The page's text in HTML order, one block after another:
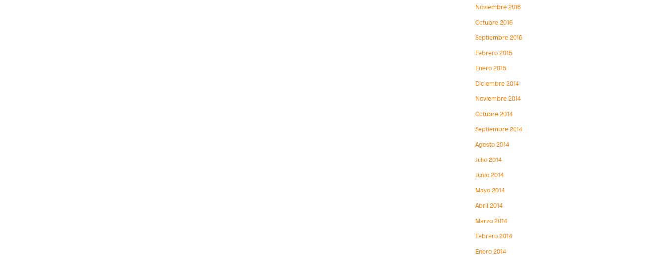
Noviembre 2016
Octubre 2016
Septiembre 2016
Febrero 2015
Enero 2015
Diciembre 2014
Noviembre 2014
Octubre 2014
Septiembre 2014
Agosto 2014
Julio 2014
Junio 2014
Mayo 2014
Abril 2014
Marzo 2014
Febrero 2014
Enero 2014